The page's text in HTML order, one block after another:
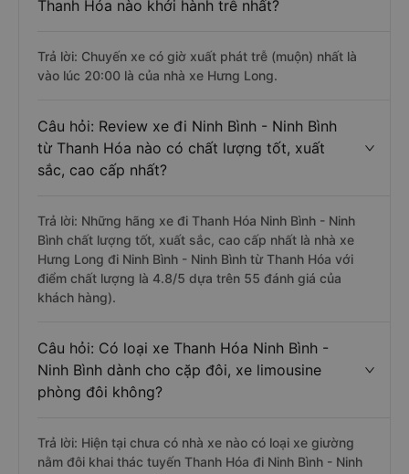
Thanh Hóa nào khởi hành trễ nhất?
Trả lời: Chuyến xe có giờ xuất phát trễ (muộn) nhất là
vào lúc 20:00 là của nhà xe Hưng Long.
Câu hỏi: Review xe đi Ninh Bình - Ninh Bình
từ Thanh Hóa nào có chất lượng tốt, xuất
sắc, cao cấp nhất?
Trả lời: Những hãng xe đi Thanh Hóa Ninh Bình - Ninh
Bình chất lượng tốt, xuất sắc, cao cấp nhất là nhà xe
Hưng Long đi Ninh Bình - Ninh Bình từ Thanh Hóa với
điểm chất lượng là 4.8/5 dựa trên 55 đánh giá của
khách hàng).
Câu hỏi: Có loại xe Thanh Hóa Ninh Bình -
Ninh Bình dành cho cặp đôi, xe limousine
phòng đôi không?
Trả lời: Hiện tại chưa có nhà xe nào có loại xe giường
nằm đôi khai thác tuyến Thanh Hóa đi Ninh Bình - Ninh